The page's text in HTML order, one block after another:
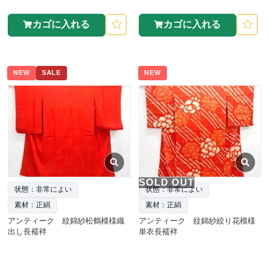
カゴに入れる カゴに入れる
NEW SALE
状態：非常によい
素材：正絹
アンティーク 紋錦紗松鶴模様織
出し長襦袢
NEW
SOLD OUT
状態：非常によい
素材：正絹
アンティーク 紋錦紗絞り花模様
単衣長襦袢